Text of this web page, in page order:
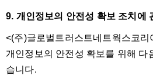
9. 개인정보의 안전성 확보 조치에
<(주)글로벌트러스트네트웍스코리
개인정보의 안전성 확보를 위해 다
습니다.